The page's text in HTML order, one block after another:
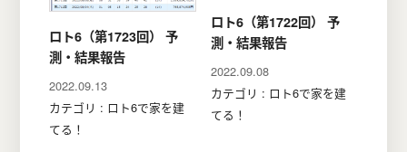
ロト6（第1723回） 予
測・結果報告
2022.09.13
カテゴリ : ロト6で家を建
てる！
ロト6（第1722回） 予
測・結果報告
2022.09.08
カテゴリ : ロト6で家を建
てる！